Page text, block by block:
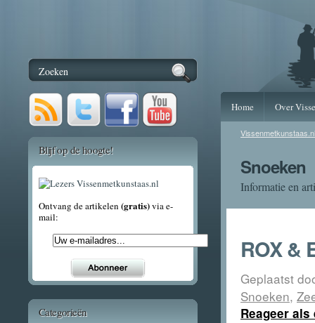
Home Over
Vissenmetkunstaas.nl
Snoeken
Informatie en
ROX &
Geplaatst
Snoeken,
Reageer
Blijf op de hoogte!
Ontvang de artikelen (gratis)via e-
mail:
Categorieën